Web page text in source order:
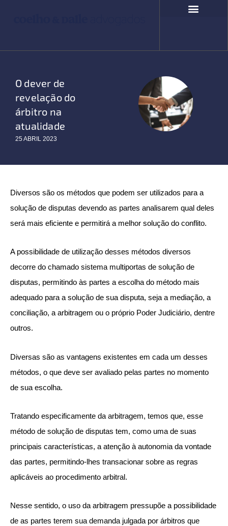
O dever de
revelação do
árbitro na
atualidade
25 ABRIL 2023
Diversos são os métodos que podem ser utilizados para a
solução de disputas devendo as partes analisarem qual deles
será mais eficiente e permitirá a melhor solução do conflito.
A possibilidade de utilização desses métodos diversos
decorre do chamado sistema multiportas de solução de
disputas, permitindo às partes a escolha do método mais
adequado para a solução de sua disputa, seja a mediação, a
conciliação, a arbitragem ou o próprio Poder Judiciário, dentre
outros.
Diversas são as vantagens existentes em cada um desses
métodos, o que deve ser avaliado pelas partes no momento
de sua escolha.
Tratando especificamente da arbitragem, temos que, esse
método de solução de disputas tem, como uma de suas
principais características, a atenção à autonomia da vontade
das partes, permitindo-lhes transacionar sobre as regras
aplicáveis ao procedimento arbitral.
Nesse sentido, o uso da arbitragem pressupõe a possibilidade
de as partes terem sua demanda julgada por árbitros que